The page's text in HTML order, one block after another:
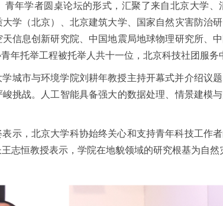
年学者圆桌论坛的形式，汇聚了来自北京大学
学（北京）、北京建筑大学、国家自然灾害防治
信息创新研究院、中国地震局地球物理研究所、
年托举工程被托举人共十一位，北京科技社团服务
城市与环境学院刘耕年教授主持开幕式并介绍议
挑战。人工智能具备强大的数据处理、情景建模
示，北京大学科协始终关心和支持青年科技工作
志恒教授表示，学院在地貌领域的研究根基为自